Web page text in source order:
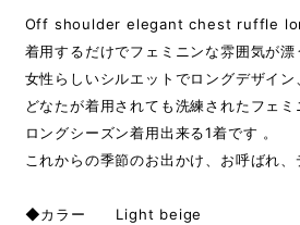
Off shoulder elegant chest ruffle
着用するだけでフェミニンな雰囲気が
女性らしいシルエットでロングデザイ
どなたが着用されても洗練されたフェ
ロングシーズン着用出来る1着です 。
これからの季節のお出かけ、お呼ばれ
◆カラー Light beige